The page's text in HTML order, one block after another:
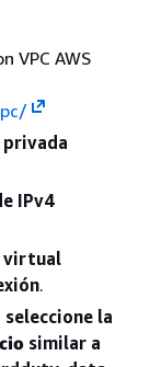
VPC AWS
privada
IPv4
virtual
.
la
similar a